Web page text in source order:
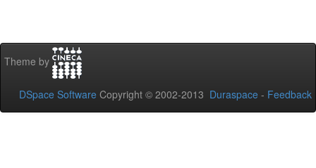
Theme by
DSpace Software Copyright © 2002-2013 Duraspace - Feedback